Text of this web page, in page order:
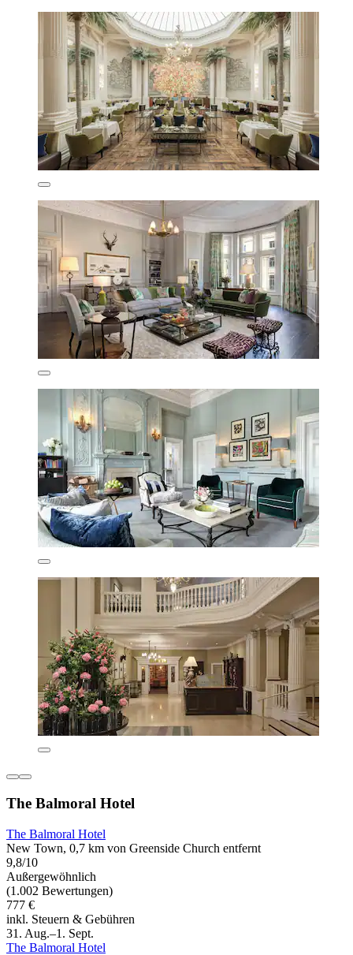
The Balmoral Hotel
The Balmoral Hotel
New Town, 0,7 km von Greenside Church entfernt
9,8/10
Außergewöhnlich
(1.002 Bewertungen)
777 €
inkl. Steuern & Gebühren
31. Aug.–1. Sept.
The Balmoral Hotel